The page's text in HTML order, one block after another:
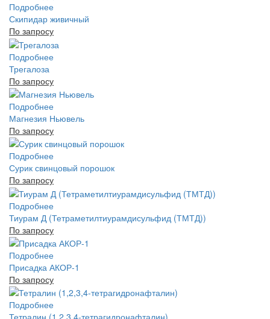
Подробнее
Скипидар живичный
По запросу
Подробнее
Трегалоза
По запросу
Подробнее
Магнезия Ньювель
По запросу
Подробнее
Сурик свинцовый порошок
По запросу
Подробнее
Тиурам Д (Тетраметилтиурамдисульфид (ТМТД))
По запросу
Подробнее
Присадка АКОР-1
По запросу
Подробнее